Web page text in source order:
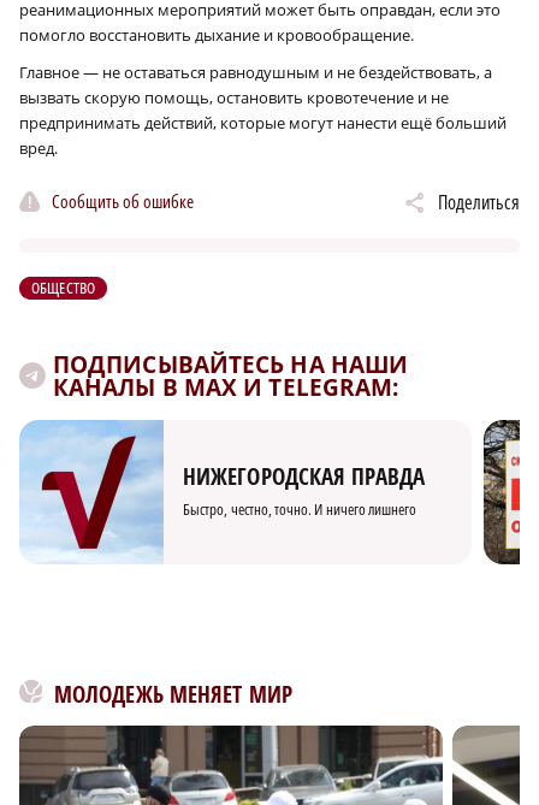
реанимационных мероприятий может быть оправдан, если это
помогло восстановить дыхание и кровообращение.
Главное — не оставаться равнодушным и не бездействовать, а
вызвать скорую помощь, остановить кровотечение и не
предпринимать действий, которые могут нанести ещё больший
вред.
Сообщить об ошибке Поделиться
ОБЩЕСТВО
ПОДПИСЫВАЙТЕСЬ НА НАШИ
КАНАЛЫ В MAX И TELEGRAM:
НИЖЕГОРОДСКАЯ ПРАВДА
Быстро, честно, точно. И ничего лишнего
МОЛОДЕЖЬ МЕНЯЕТ МИР